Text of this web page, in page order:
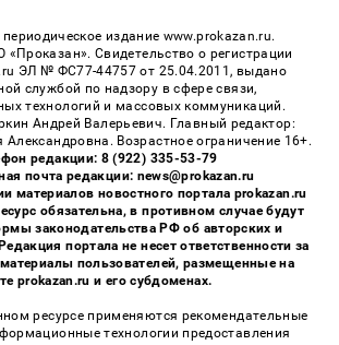
издание www.prokazan.ru.
Cвидетельство о регистрации
ЭЛ № ФС77-44757 от 25.04.2011, выдано
службой по надзору в сфере связи,
технологий и массовых коммуникаций.
Андрей Валерьевич. Главный редактор:
Возрастное ограничение 16+.
редакции: 8 (922) 335-53-79
почта редакции: news@prokazan.ru
материалов новостного портала prokazan.ru
обязательна, в противном случае будут
законодательства РФ об авторских и
портала не несет ответственности за
пользователей, размещенные на
prokazan.ru и его субдоменах.
ресурсе применяются рекомендательные
технологии предоставления